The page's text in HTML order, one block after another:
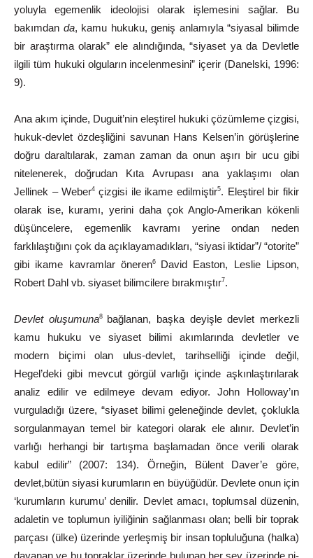
yoluyla egemenlik ideolojisi olarak işlemesini sağlar.
Bu
bakımdan da, kamu hukuku, geniş anlamıyla “siyasal bilimde
bir araştırma olarak” ele alındığında, “siyaset ya da Devletle
ilgili tüm hukuki olguların incelenmesini” içerir (Danelski, 1996:
9).
Ana akım içinde, Duguit’nin eleştirel hukuki çözümleme çizgisi,
hukuk-devlet özdeşliğini savunan Hans Kelsen’in görüşlerine
doğru daraltılarak, zaman zaman da onun aşırı bir ucu gibi
nitelenerek, doğrudan Kıta Avrupası ana yaklaşımı olan
Jellinek – Weber4 çizgisi ile ikame edilmiştir5. Eleştirel bir fikir
olarak ise, kuramı, yerini daha çok Anglo-Amerikan kökenli
düşüncelere, egemenlik kavramı yerine ondan neden
farklılaştığını çok da açıklayamadıkları, “siyasi iktidar”/ “otorite”
gibi ikame kavramlar öneren6 David Easton, Leslie Lipson,
Robert Dahl vb. siyaset bilimcilere bırakmıştır7.
Devlet oluşumuna8 bağlanan, başka deyişle devlet merkezli
kamu hukuku ve siyaset bilimi akımlarında devletler ve
modern biçimi olan ulus-devlet, tarihselliği içinde değil,
Hegel’deki gibi mevcut görgül varlığı içinde aşkınlaştırılarak
analiz edilir ve edilmeye devam ediyor. John Holloway’ın
vurguladığı üzere, “siyaset bilimi geleneğinde devlet, çoklukla
sorgulanmayan temel bir kategori olarak ele alınır. Devlet’in
varlığı herhangi bir tartışma başlamadan önce verili olarak
kabul edilir” (2007: 134). Örneğin, Bülent Daver’e göre,
devlet,bütün siyasi kurumların en büyüğüdür. Devlete onun için
‘kurumların kurumu’ denilir. Devlet amacı, toplumsal düzenin,
adaletin ve toplumun iyiliğinin sağlanması olan; belli bir toprak
parçası (ülke) üzerinde yerleşmiş bir insan topluluğuna (halka)
dayanan ve bu topraklar üzerinde bulunan her şey üzerinde ni-